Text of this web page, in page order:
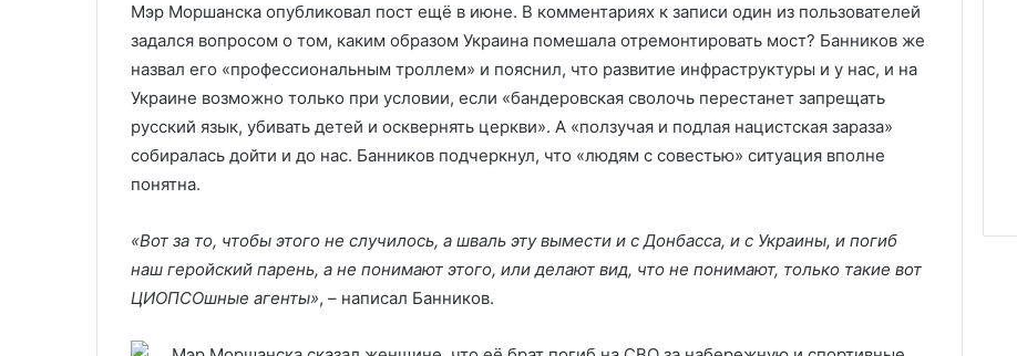
Мэр Моршанска опубликовал пост ещё в июне. В комментариях к записи один из пользователей
задался вопросом о том, каким образом Украина помешала отремонтировать мост? Банников же
назвал его «профессиональным троллем» и пояснил, что развитие инфраструктуры и у нас, и на
Украине возможно только при условии, если «бандеровская сволочь перестанет запрещать
русский язык, убивать детей и осквернять церкви». А «ползучая и подлая нацистская зараза»
собиралась дойти и до нас. Банников подчеркнул, что «людям с совестью» ситуация вполне
понятна.
«Вот за то, чтобы этого не случилось, а шваль эту вымести и с Донбасса, и с Украины, и погиб
наш геройский парень, а не понимают этого, или делают вид, что не понимают, только такие вот
ЦИОПСОшные агенты», – написал Банников.